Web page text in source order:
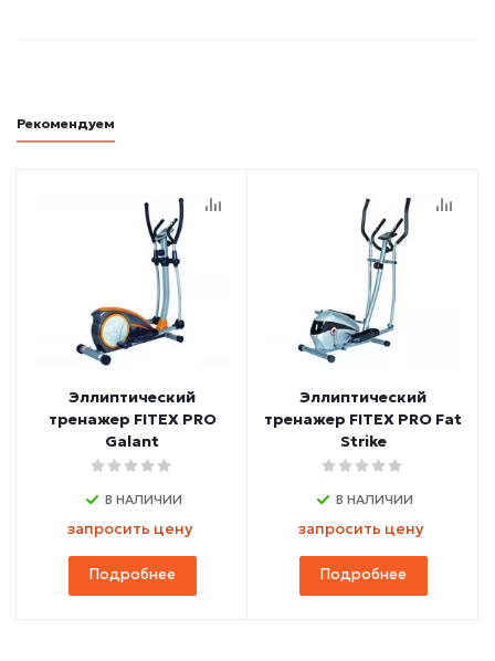
Рекомендуем
Эллиптический
тренажер FITEX PRO
Galant
В НАЛИЧИИ
запросить цену
Подробнее
Эллиптический
тренажер FITEX PRO Fat
Strike
В НАЛИЧИИ
запросить цену
Подробнее